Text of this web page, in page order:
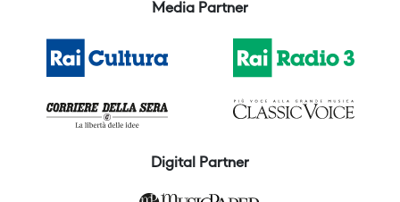
Media Partner
Digital Partner